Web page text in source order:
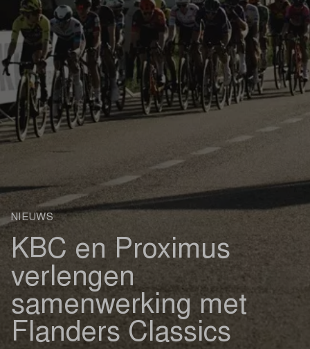
NIEUWS
KBC en Proximus
verlengen
samenwerking met
Flanders Classics